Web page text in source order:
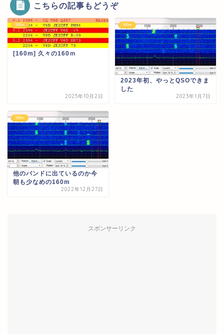
こちらの記事もどうぞ
160m
[160m] 久々の160ｍ
2025年10月2日
160m
2023年初、やっとQSOできま
した
2023年1月7日
160m
他のバンドに出ているのか今
朝も少なめの160m
2022年12月27日
スポンサーリンク